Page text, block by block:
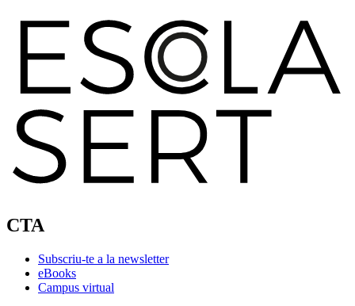
CTA
Subscriu-te a la newsletter
eBooks
Campus virtual